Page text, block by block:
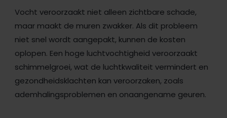
Vocht veroorzaakt niet alleen zichtbare schade,
maar maakt de muren zwakker. Als dit probleem
niet snel wordt aangepakt, kunnen de kosten
oplopen. Een hoge luchtvochtigheid veroorzaakt
schimmelgroei, wat de luchtkwaliteit vermindert en
gezondheidsklachten kan veroorzaken, zoals
ademhalingsproblemen en onaangename geuren.